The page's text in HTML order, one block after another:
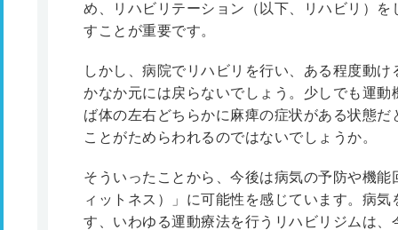
め、リハビリテーション（以下、リハビリ）
すことが重要です。
しかし、病院でリハビリを行い、ある程度動
かなか元には戻らないでしょう。少しでも運
ば体の左右どちらかに麻痺の症状がある状態
ことがためらわれるのではないでしょうか。
そういったことから、今後は病気の予防や機
ィットネス）」に可能性を感じています。病
す、いわゆる運動療法を行うリハビリジムは